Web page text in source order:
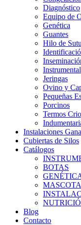
Diagnóstico
Equipo de
Genética
Guantes
Hilo de
Instrumental
Jeringas
Ovino y
Pequeñas
Porcinos
Termos
Instalaciones
Cubiertas de Silos
Catálogos
BOTAS
Blog
Contacto